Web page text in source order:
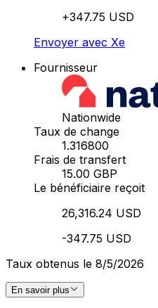
+347.75 USD
Envoyer avec Xe
Fournisseur
Nationwide
Taux de change
1.316800
Frais de transfert
15.00 GBP
Le bénéficiaire reçoit
26,316.24 USD
-347.75 USD
Taux obtenus le 8/5/2026
En savoir plus